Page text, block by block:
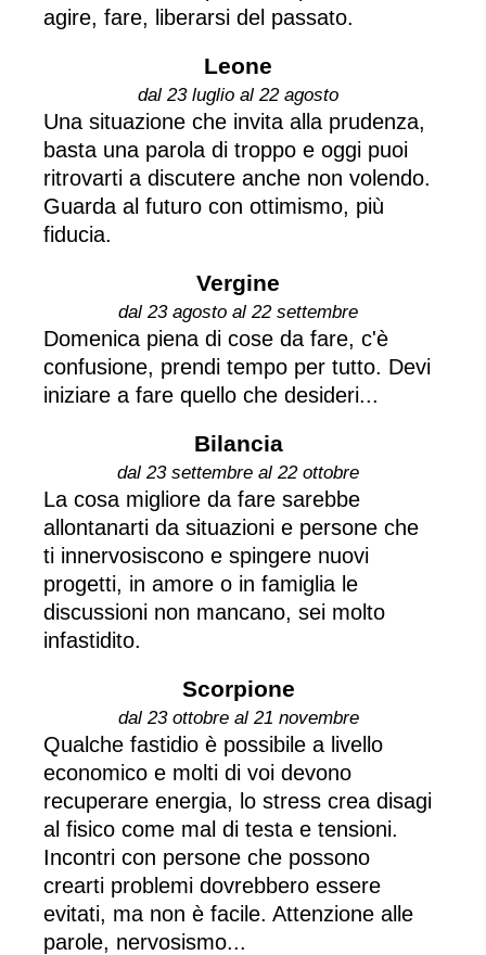
agire, fare, liberarsi del passato.
Leone
dal 23 luglio al 22 agosto
Una situazione che invita alla prudenza,
basta una parola di troppo e oggi puoi
ritrovarti a discutere anche non volendo.
Guarda al futuro con ottimismo, più
fiducia.
Vergine
dal 23 agosto al 22 settembre
Domenica piena di cose da fare, c'è
confusione, prendi tempo per tutto. Devi
iniziare a fare quello che desideri...
Bilancia
dal 23 settembre al 22 ottobre
La cosa migliore da fare sarebbe
allontanarti da situazioni e persone che
ti innervosiscono e spingere nuovi
progetti, in amore o in famiglia le
discussioni non mancano, sei molto
infastidito.
Scorpione
dal 23 ottobre al 21 novembre
Qualche fastidio è possibile a livello
economico e molti di voi devono
recuperare energia, lo stress crea disagi
al fisico come mal di testa e tensioni.
Incontri con persone che possono
crearti problemi dovrebbero essere
evitati, ma non è facile. Attenzione alle
parole, nervosismo...